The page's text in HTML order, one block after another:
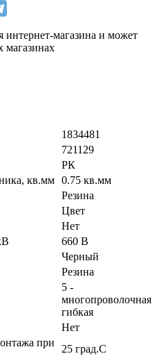
интернет-магазина и может
магазинах
1834481
721129
РК
кв.мм 0.75 кв.мм
Резина
Цвет
Нет
660 В
Черный
Резина
5 -
многопроволочная
гибкая
Нет
при
25 град.C